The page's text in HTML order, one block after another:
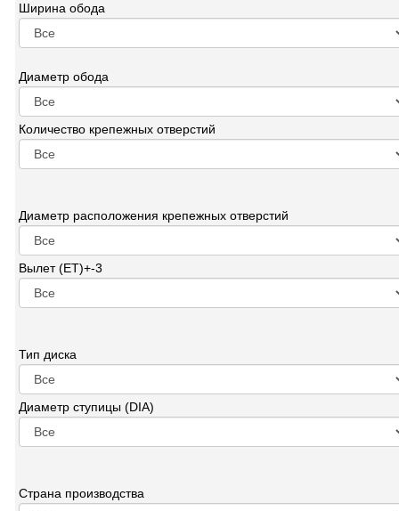
Ширина обода
Диаметр обода
Количество крепежных отверстий
Диаметр расположения крепежных отверстий
Вылет (ET)+-3
Тип диска
Диаметр ступицы (DIA)
Страна производства